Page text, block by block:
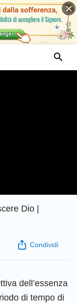
Dio |
Condividi
dell’essenza
di tempo di